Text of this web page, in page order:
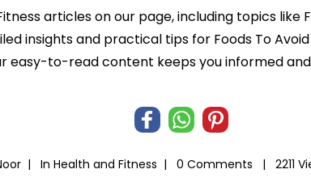
articles on our page, including topics like
insights and practical tips for Foods To
easy-to-read content keeps you informed
| In Health and Fitness | 0 Comments | 2211